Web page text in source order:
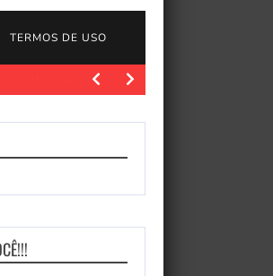
TERMOS DE USO
Polygon.com. Fonte da imagem: